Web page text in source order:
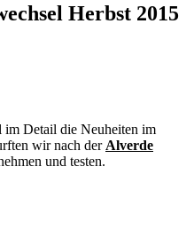
Herbst 2015
im Detail die Neuheiten im
wir nach der Alverde
und testen.